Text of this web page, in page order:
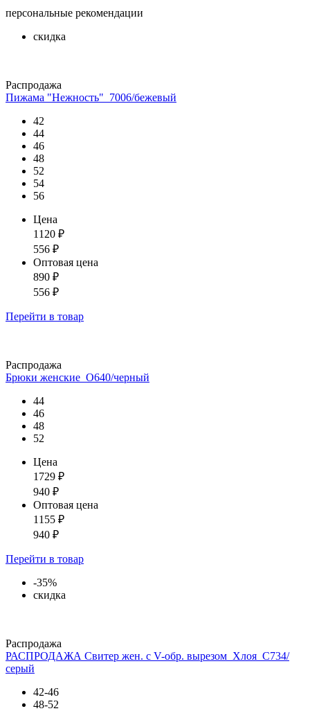
персональные рекомендации
скидка
Распродажа
Пижама "Нежность"_7006/бежевый
42
44
46
48
52
54
56
Цена
1120 ₽
556 ₽
Оптовая цена
890 ₽
556 ₽
Перейти в товар
Распродажа
Брюки женские_О640/черный
44
46
48
52
Цена
1729 ₽
940 ₽
Оптовая цена
1155 ₽
940 ₽
Перейти в товар
-35%
скидка
Распродажа
РАСПРОДАЖА Свитер жен. с V-обр. вырезом_Хлоя_С734/
серый
42-46
48-52